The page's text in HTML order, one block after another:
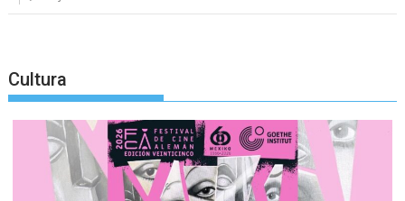
Cultura